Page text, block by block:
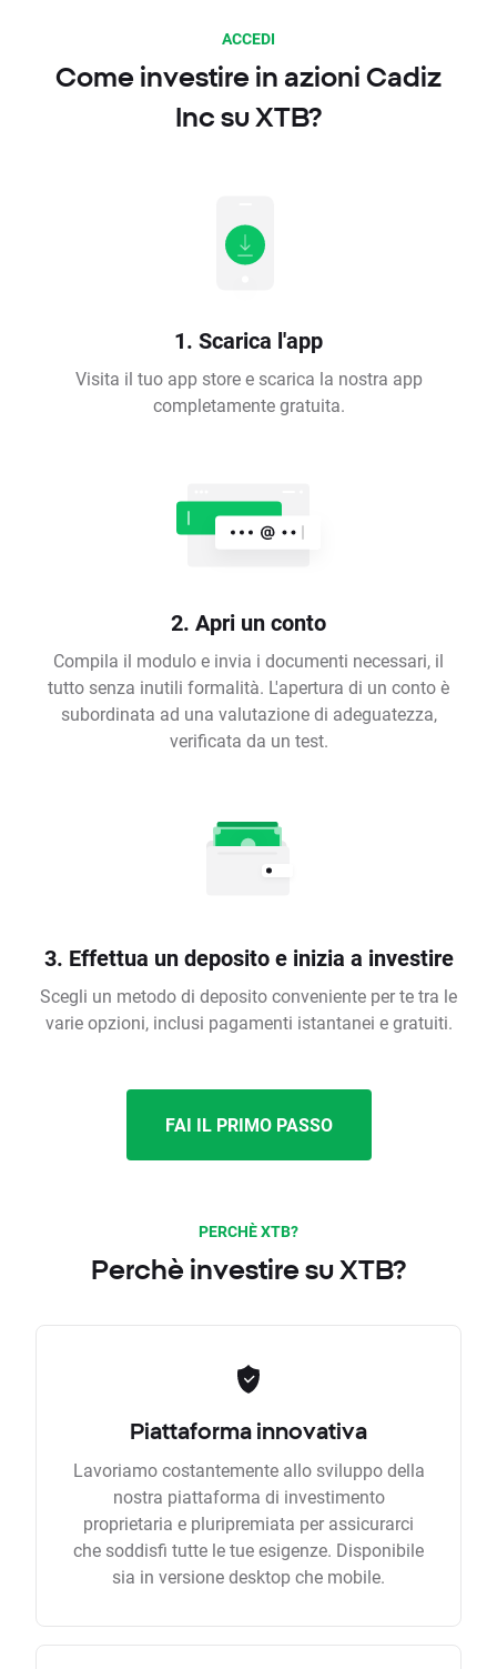
ACCEDI
Come investire in azioni Cadiz
Inc su XTB?
1. Scarica l'app
Visita il tuo app store e scarica la nostra app
completamente gratuita.
2. Apri un conto
Compila il modulo e invia i documenti necessari, il
tutto senza inutili formalità. L'apertura di un conto è
subordinata ad una valutazione di adeguatezza,
verificata da un test.
3. Effettua un deposito e inizia a investire
Scegli un metodo di deposito conveniente per te tra le
varie opzioni, inclusi pagamenti istantanei e gratuiti.
FAI IL PRIMO PASSO
PERCHÈ XTB?
Perchè investire su XTB?
Piattaforma innovativa
Lavoriamo costantemente allo sviluppo della
nostra piattaforma di investimento
proprietaria e pluripremiata per assicurarci
che soddisfi tutte le tue esigenze. Disponibile
sia in versione desktop che mobile.